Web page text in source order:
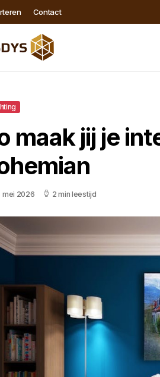
Contact
maak jij je
mei 2026 2 min leestijd